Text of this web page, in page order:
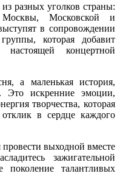
разных уголков страны:
Московской и
в сопровождении
которая добавит
концертной
а маленькая история,
Это искренние эмоции,
творчества, которая
в сердце каждого
выходной вместе
зажигательной
поколение талантливых